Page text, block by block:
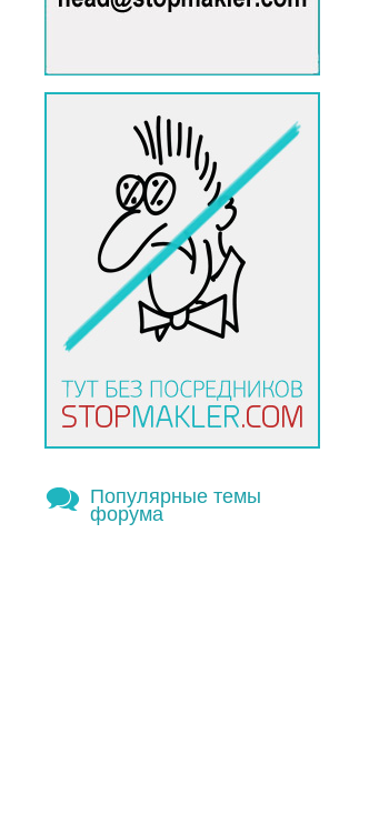
Популярные темы
форума